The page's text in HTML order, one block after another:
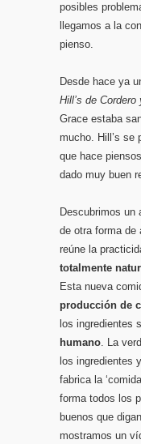
posibles
llegamos a la
pienso.
Desde hace ya
Hill’s de
Grace estaba
mucho. Hill’s se
que hace piensos
dado muy buen
Descubrimos un
de otra forma de
reúne la
totalmente
Esta nueva
producción de
los ingredientes
humano. La
los ingredientes
fabrica la
forma todos los
buenos que
mostramos un